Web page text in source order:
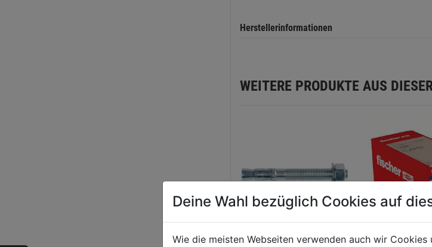
Herstellerinformationen
WEITERE PRODUKTE AUS
Deine Wahl bezüglich Cookies auf
Wie die meisten Webseiten verwenden auch wir